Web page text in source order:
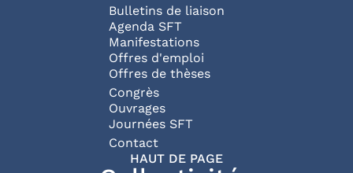
Bulletins de liaison
Agenda SFT
Manifestations
Offres d'emploi
Offres de thèses
Congrès
Ouvrages
Journées SFT
Pied de page
Contact
HAUT DE PAGE